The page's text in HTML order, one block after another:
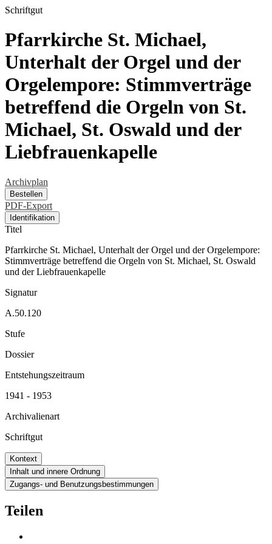
Schriftgut
Pfarrkirche St. Michael,
Unterhalt der Orgel und der
Orgelempore: Stimmverträge
betreffend die Orgeln von St.
Michael, St. Oswald und der
Liebfrauenkapelle
Archivplan
Bestellen
PDF-Export
Identifikation
Titel
Pfarrkirche St. Michael, Unterhalt der Orgel und der Orgelempore:
Stimmverträge betreffend die Orgeln von St. Michael, St. Oswald
und der Liebfrauenkapelle
Signatur
A.50.120
Stufe
Dossier
Entstehungszeitraum
1941 - 1953
Archivalienart
Schriftgut
Kontext
Inhalt und innere Ordnung
Zugangs- und Benutzungsbestimmungen
Teilen